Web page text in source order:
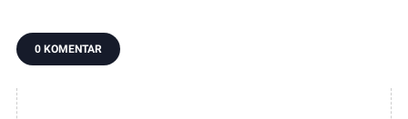
0 KOMENTAR